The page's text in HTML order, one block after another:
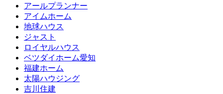
アールプランナー
アイムホーム
地球ハウス
ジャスト
ロイヤルハウス
ベツダイホーム愛知
福建ホーム
太陽ハウジング
吉川住建